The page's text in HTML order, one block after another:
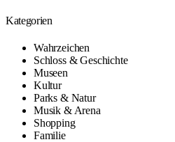
Kategorien
Wahrzeichen
Schloss & Geschichte
Museen
Kultur
Parks & Natur
Musik & Arena
Shopping
Familie